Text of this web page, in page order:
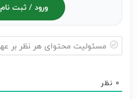
ورود / ثبت نام
هر
0 نظر